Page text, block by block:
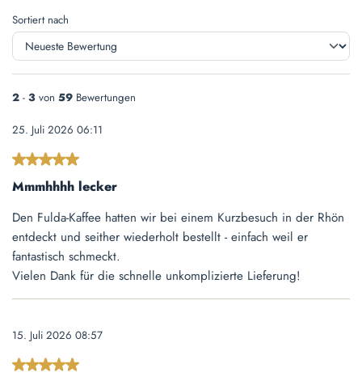
Sortiert nach
2 - 3 von 59 Bewertungen
25. Juli 2026 06:11
Bewertung mit 5 von 5 Sternen
Mmmhhhh lecker
Den Fulda-Kaffee hatten wir bei einem Kurzbesuch in der Rhön
entdeckt und seither wiederholt bestellt - einfach weil er
fantastisch schmeckt.
Vielen Dank für die schnelle unkomplizierte Lieferung!
15. Juli 2026 08:57
Bewertung mit 5 von 5 Sternen